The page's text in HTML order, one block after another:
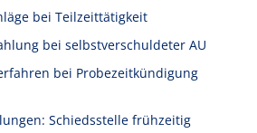
bei Teilzeittätigkeit
bei selbstverschuldeter AU
bei Probezeitkündigung
Schiedsstelle frühzeitig